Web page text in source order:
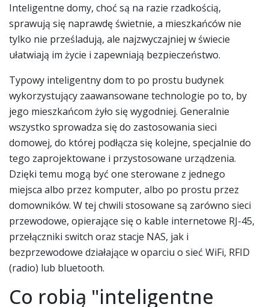
Inteligentne domy, choć są na razie rzadkością,
sprawują się naprawdę świetnie, a mieszkańców nie
tylko nie prześladują, ale najzwyczajniej w świecie
ułatwiają im życie i zapewniają bezpieczeństwo.
Typowy inteligentny dom to po prostu budynek
wykorzystujący zaawansowane technologie po to, by
jego mieszkańcom żyło się wygodniej. Generalnie
wszystko sprowadza się do zastosowania sieci
domowej, do której podłącza się kolejne, specjalnie do
tego zaprojektowane i przystosowane urządzenia.
Dzięki temu mogą być one sterowane z jednego
miejsca albo przez komputer, albo po prostu przez
domowników. W tej chwili stosowane są zarówno sieci
przewodowe, opierające się o kable internetowe RJ-45,
przełączniki switch oraz stacje NAS, jak i
bezprzewodowe działające w oparciu o sieć WiFi, RFID
(radio) lub bluetooth.
Co robią "inteligentne